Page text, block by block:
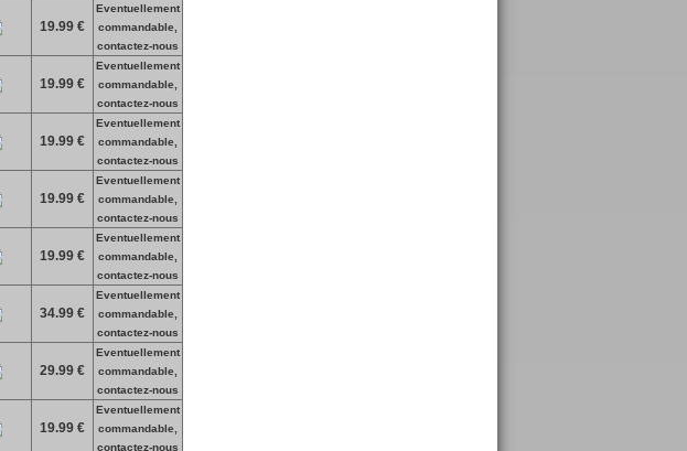
19.99 €
Eventuellement
commandable,
contactez-nous
19.99 €
Eventuellement
commandable,
contactez-nous
19.99 €
Eventuellement
commandable,
contactez-nous
19.99 €
Eventuellement
commandable,
contactez-nous
19.99 €
Eventuellement
commandable,
contactez-nous
34.99 €
Eventuellement
commandable,
contactez-nous
29.99 €
Eventuellement
commandable,
contactez-nous
19.99 €
Eventuellement
commandable,
contactez-nous